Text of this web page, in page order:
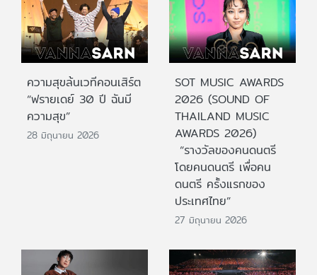
ความสุขล้นเวทีคอนเสิร์ต
“ฟรายเดย์ 30 ปี ฉันมี
ความสุข”
28 มิถุนายน 2026
SOT MUSIC AWARDS
2026 (SOUND OF
THAILAND MUSIC
AWARDS 2026)
“รางวัลของคนดนตรี
โดยคนดนตรี เพื่อคน
ดนตรี ครั้งแรกของ
ประเทศไทย”
27 มิถุนายน 2026